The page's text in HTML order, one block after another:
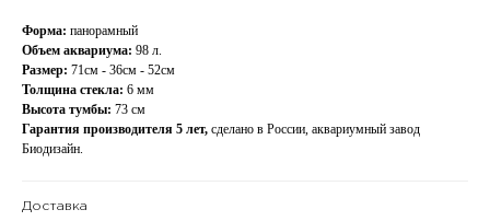
Форма: панорамный
Объем аквариума: 98 л.
Размер: 71см - 36см - 52см
Толщина стекла: 6 мм
Высота тумбы: 73 см
Гарантия производителя 5 лет, сделано в России, аквариумный завод
Биодизайн.
Доставка